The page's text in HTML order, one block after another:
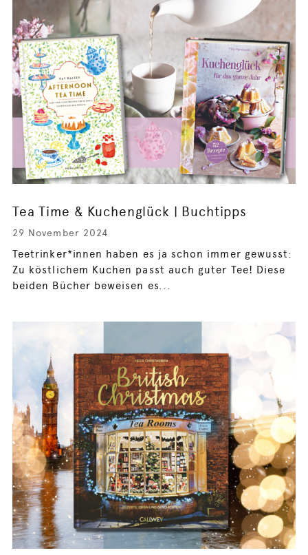
Tea Time & Kuchenglück | Buchtipps
29 November 2024
Teetrinker*innen haben es ja schon immer gewusst:
Zu köstlichem Kuchen passt auch guter Tee! Diese
beiden Bücher beweisen es...